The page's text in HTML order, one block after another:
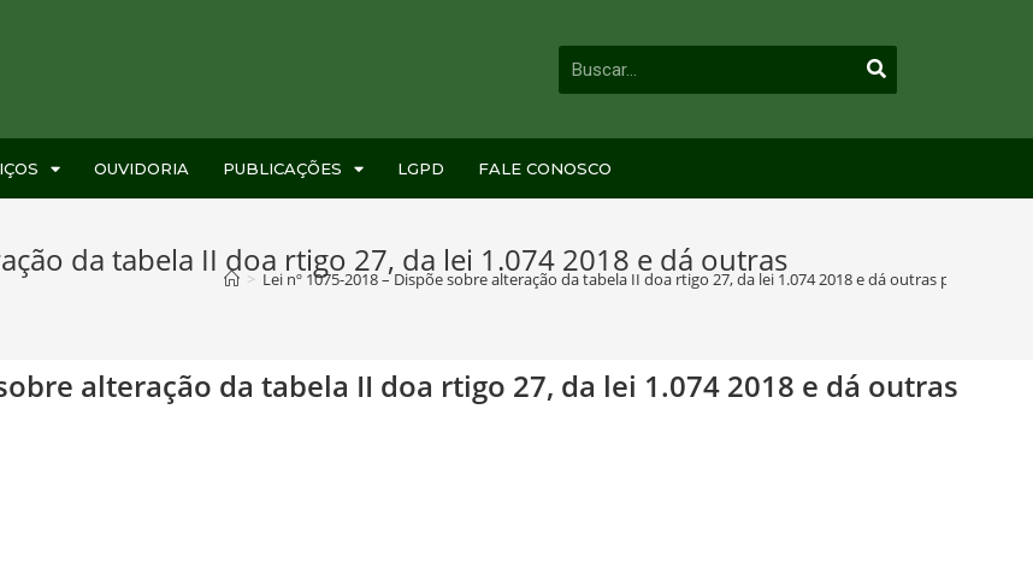
OUVIDORIA PUBLICAÇÕES LGPD FALE CONOSCO
da tabela II doa rtigo 27, da lei 1.074 2018 e dá outras
> Lei nº 1075-2018 – Dispõe sobre alteração da tabela II doa rtigo 27, da lei 1.074 2018 e dá outras
alteração da tabela II doa rtigo 27, da lei 1.074 2018 e dá outras